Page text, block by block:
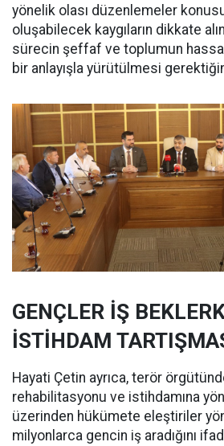
yönelik olası düzenlemeler
oluşabilecek kaygıların dikkate
sürecin şeffaf ve toplumun
bir anlayışla yürütülmesi
GENÇLER İŞ
İSTİHDAM
Hayati Çetin ayrıca, terör
rehabilitasyonu ve istihdamına
üzerinden hükümete eleştiriler
milyonlarca gencin iş aradığını